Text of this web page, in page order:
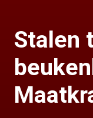
Stalen